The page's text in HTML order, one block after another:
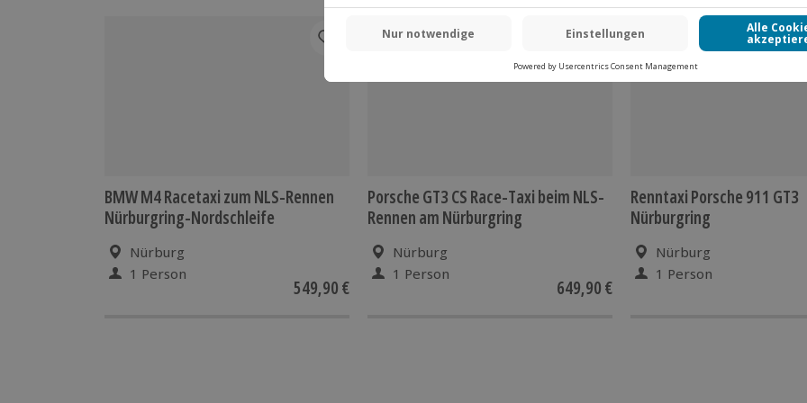
BMW M4 Racetaxi zum NLS-Rennen
Nürburgring-Nordschleife
Nürburg
1 Person
549,90 €
-15% CLUB DEAL
Porsche GT3 CS Race-Taxi beim NLS-
Rennen am Nürburgring
Nürburg
1 Person
649,90 €
Renntaxi Porsche 911 GT3
Nürburgring
Nürburg
1 Person